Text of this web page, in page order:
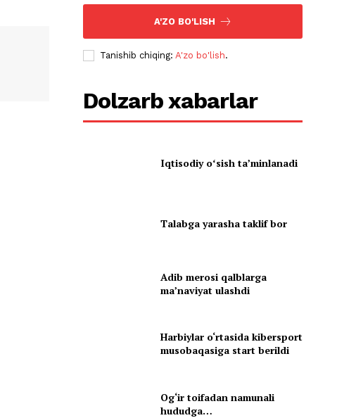
A'ZO BO'LISH
Tanishib chiqing:A'zo bo'lish.
Dolzarb xabarlar
Iqtisodiy oʻsish taʼminlanadi
Talabga yarasha taklif bor
Adib merosi qalblarga
maʼnaviyat ulashdi
Harbiylar o‘rtasida kibersport
musobaqasiga start berildi
Og‘ir toifadan namunali
hududga…